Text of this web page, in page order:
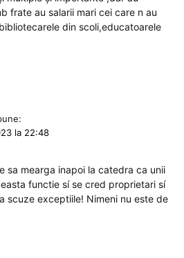
frate au salarii mari cei care n au
din scoli,educatoarele
la 22:48
sa mearga inapoi la catedra ca unii
functie sí se cred proprietari sí
scuze exceptiile! Nimeni nu este de